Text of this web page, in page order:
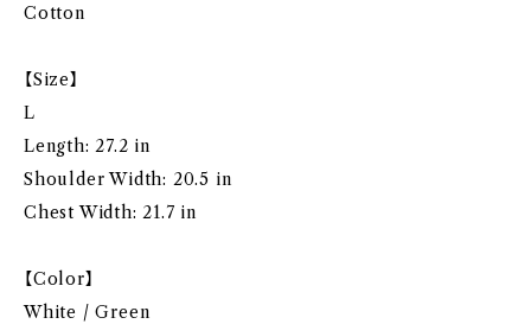
Cotton
【Size】
L
Length: 27.2 in
Shoulder Width: 20.5 in
Chest Width: 21.7 in
【Color】
White / Green